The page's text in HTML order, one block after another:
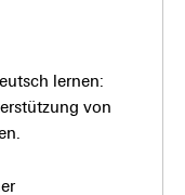
lernen:
von